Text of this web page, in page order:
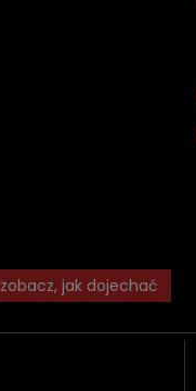
zobacz, jak dojechać